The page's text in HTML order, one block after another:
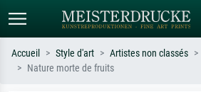
Accueil Style d'art Artistes non classés
Nature morte de fruits